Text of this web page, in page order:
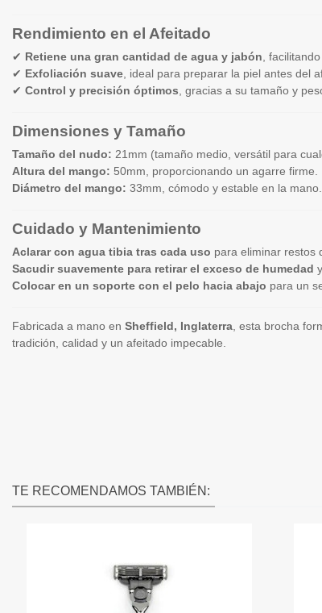
Rendimiento en el Afeitado
✔ Retiene una gran cantidad de agua y jabón ,
✔ Exfoliación suave , ideal para preparar la piel antes del
✔ Control y precisión óptimos , gracias a su tamaño y
Dimensiones y Tamaño
Tamaño del nudo: 21mm (tamaño medio, versátil para
Altura del mango: 50mm, proporcionando un agarre firme.
Diámetro del mango: 33mm, cómodo y estable en la mano.
Cuidado y Mantenimiento
Aclarar con agua tibia tras cada uso para eliminar restos
Sacudir suavemente para retirar el exceso de humedad
Colocar en un soporte con el pelo hacia abajo para un
Fabricada a mano en Sheffield, Inglaterra , esta brocha
tradición, calidad y un afeitado impecable.
TE RECOMENDAMOS TAMBIÉN: